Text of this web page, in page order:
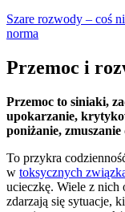
Szare rozwody – coś
norma
Przemoc i
Przemoc to siniaki,
upokarzanie,
poniżanie, zmuszanie
To przykra
w toksycznych
ucieczkę. Wiele z nich
zdarzają się sytuacje,